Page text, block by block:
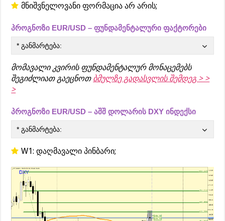
მნიშვნელოვანი ფორმაცია არ არის;
პროგნოზი EUR/USD – ფუნდამენტალური ფაქტორები
* განმარტება:
მომავალი კვირის ფუნდამენტალურ მონაცემებს
შეგიძლიათ გაეცნოთ ბმულზე გადასვლის შემდეგ > >
>
პროგნოზი EUR/USD – აშშ დოლარის DXY ინდექსი
* განმარტება:
W1: დაღმავალი პინბარი;